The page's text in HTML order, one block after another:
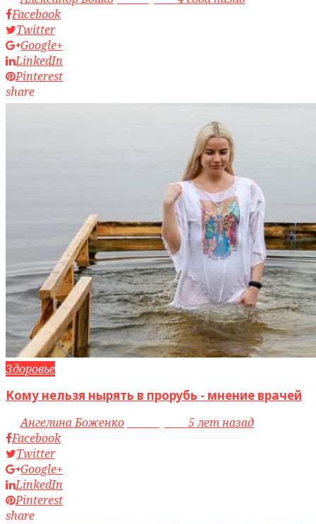
Facebook
Twitter
Google+
LinkedIn
Pinterest
share
Здоровье
Кому нельзя нырять в прорубь - мнение врачей
byАнгелина Боженко
5 лет назад
Facebook
Twitter
Google+
LinkedIn
Pinterest
share